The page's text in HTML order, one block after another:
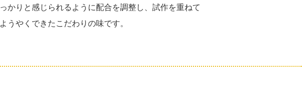
っかりと感じられるように配合を調整し、試作を重ねて
ようやくできたこだわりの味です。